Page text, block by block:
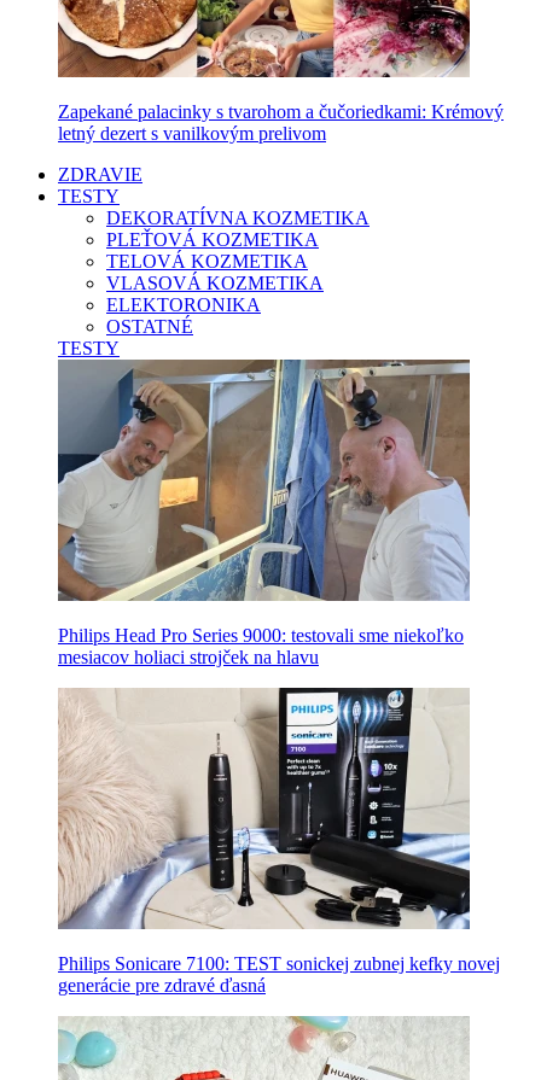
Zapekané palacinky s tvarohom a čučoriedkami: Krémový
letný dezert s vanilkovým prelivom
ZDRAVIE
TESTY
DEKORATÍVNA KOZMETIKA
PLEŤOVÁ KOZMETIKA
TELOVÁ KOZMETIKA
VLASOVÁ KOZMETIKA
ELEKTORONIKA
OSTATNÉ
TESTY
Philips Head Pro Series 9000: testovali sme niekoľko
mesiacov holiaci strojček na hlavu
Philips Sonicare 7100: TEST sonickej zubnej kefky novej
generácie pre zdravé ďasná